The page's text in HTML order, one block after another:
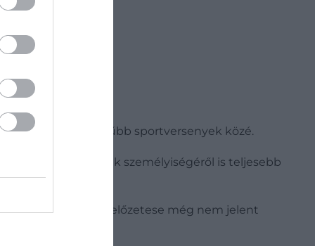
a legnépszerűbb sportversenyek közé.
emellett a pilóták személyiségéről is teljesebb
– amelynek az előzetese még nem jelent